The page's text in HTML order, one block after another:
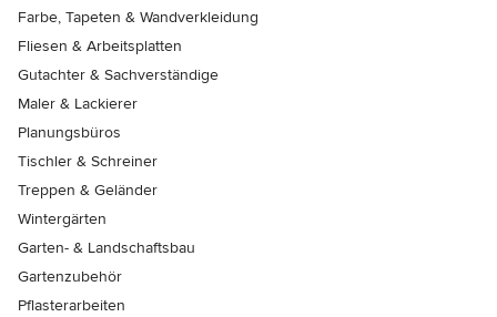
Farbe, Tapeten & Wandverkleidung
Fliesen & Arbeitsplatten
Gutachter & Sachverständige
Maler & Lackierer
Planungsbüros
Tischler & Schreiner
Treppen & Geländer
Wintergärten
Garten- & Landschaftsbau
Gartenzubehör
Pflasterarbeiten